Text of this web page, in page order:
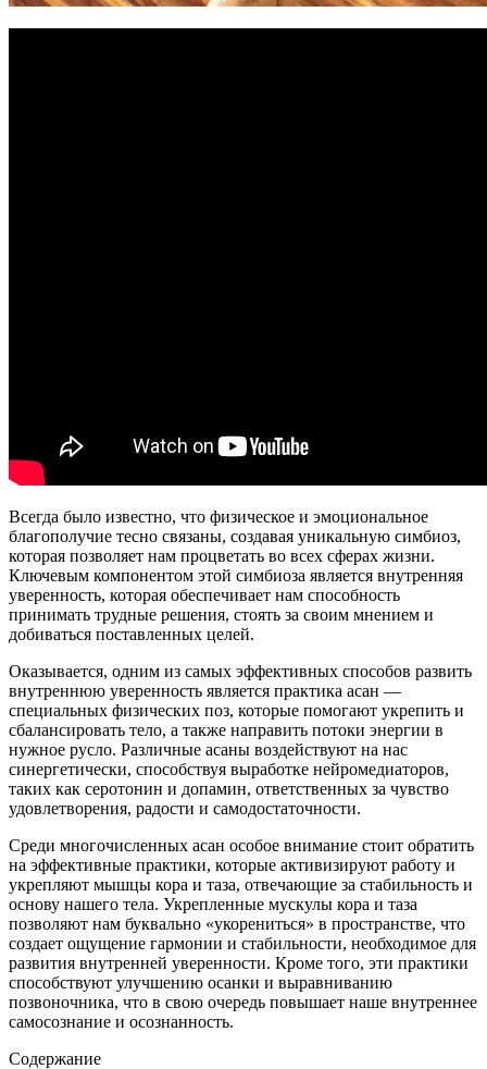
Всегда было известно, что физическое и эмоциональное
благополучие тесно связаны, создавая уникальную симбиоз,
которая позволяет нам процветать во всех сферах жизни.
Ключевым компонентом этой симбиоза является внутренняя
уверенность, которая обеспечивает нам способность
принимать трудные решения, стоять за своим мнением и
добиваться поставленных целей.
Оказывается, одним из самых эффективных способов развить
внутреннюю уверенность является практика асан —
специальных физических поз, которые помогают укрепить и
сбалансировать тело, а также направить потоки энергии в
нужное русло. Различные асаны воздействуют на нас
синергетически, способствуя выработке нейромедиаторов,
таких как серотонин и допамин, ответственных за чувство
удовлетворения, радости и самодостаточности.
Среди многочисленных асан особое внимание стоит обратить
на эффективные практики, которые активизируют работу и
укрепляют мышцы кора и таза, отвечающие за стабильность и
основу нашего тела. Укрепленные мускулы кора и таза
позволяют нам буквально «укорениться» в пространстве, что
создает ощущение гармонии и стабильности, необходимое для
развития внутренней уверенности. Кроме того, эти практики
способствуют улучшению осанки и выравниванию
позвоночника, что в свою очередь повышает наше внутреннее
самосознание и осознанность.
Содержание